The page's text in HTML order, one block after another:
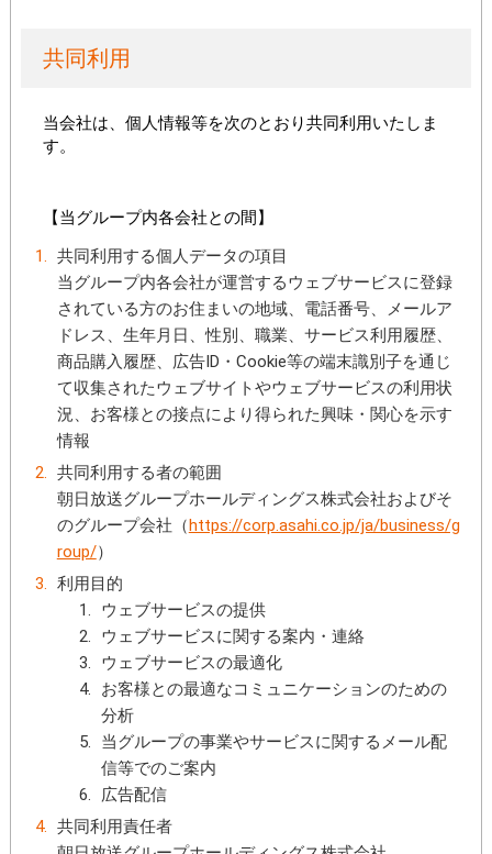
共同利用
当会社は、個人情報等を次のとおり共同利用いたしま
す。
【当グループ内各会社との間】
共同利用する個人データの項目
当グループ内各会社が運営するウェブサービスに登録
されている方のお住まいの地域、電話番号、メールア
ドレス、生年月日、性別、職業、サービス利用履歴、
商品購入履歴、広告ID・Cookie等の端末識別子を通じ
て収集されたウェブサイトやウェブサービスの利用状
況、お客様との接点により得られた興味・関心を示す
情報
共同利用する者の範囲
朝日放送グループホールディングス株式会社およびそ
のグループ会社 （https://corp.asahi.co.jp/ja/business/g
roup/）
利用目的
ウェブサービスの提供
ウェブサービスに関する案内・連絡
ウェブサービスの最適化
お客様との最適なコミュニケーションのための
分析
当グループの事業やサービスに関するメール配
信等でのご案内
広告配信
共同利用責任者